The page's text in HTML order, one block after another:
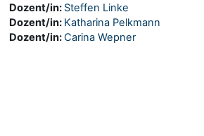
Dozent/in: Steffen Linke
Dozent/in: Katharina Pelkmann
Dozent/in:Carina Wepner